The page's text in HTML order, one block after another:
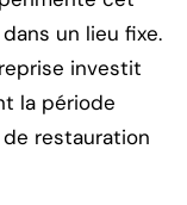
un lieu fixe.
investit
la période
restauration